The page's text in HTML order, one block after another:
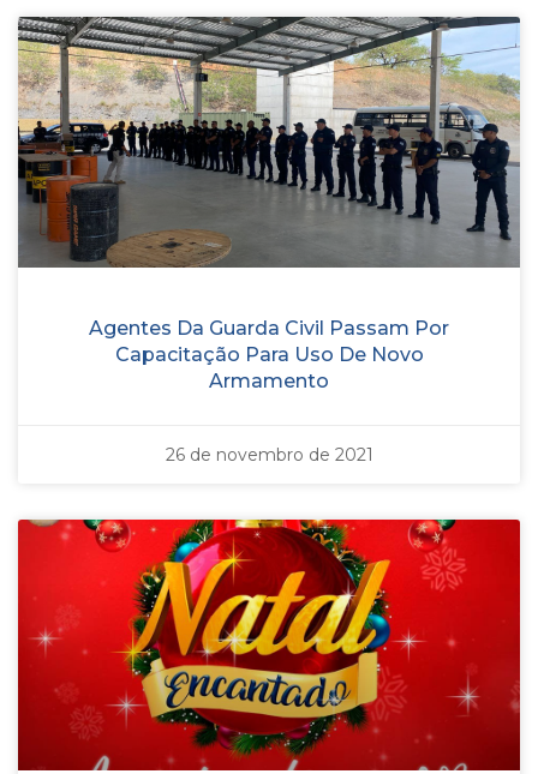
Agentes Da Guarda Civil Passam Por
Capacitação Para Uso De Novo
Armamento
26 de novembro de 2021